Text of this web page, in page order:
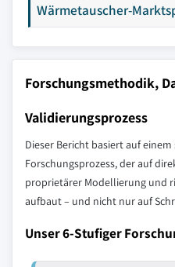
Wärmetauscher-
Forschungsmethodik,
Validierungsprozess
Dieser Bericht basiert auf
Forschungsprozess, der auf
proprietärer Modellierung und
aufbaut – und nicht nur auf
Unser 6-Stufiger